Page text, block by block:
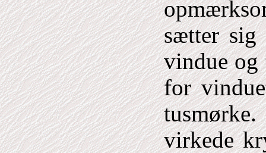
sætter sig
vindue
for
virkede